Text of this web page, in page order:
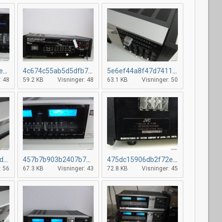
48 59.2 KB Visninger: 48 63.1 KB Visninger: 50
380b1c1c1cefd635d24a299b4f80f3858.jpg
56
457b7b903b2407b78b653e07df65c45f7.jpg
67.3 KB Visninger: 43
475dc15906db2f72e646665c49e9bfe66.jpg
72.8 KB Visninger: 45